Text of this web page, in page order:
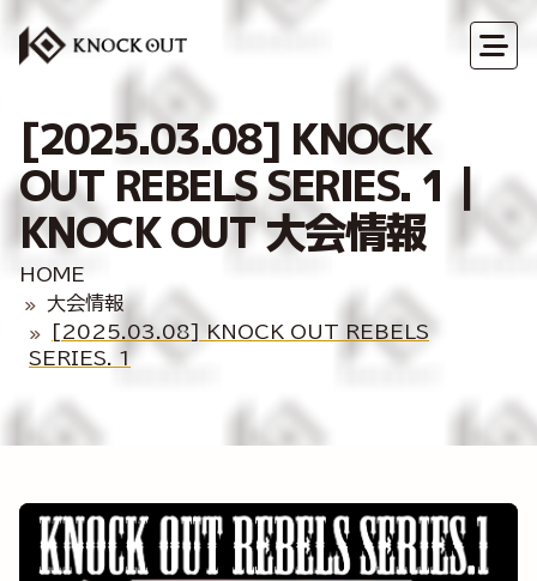
[2025.03.08] KNOCK
OUT REBELS SERIES. 1｜
KNOCK OUT 大会情報
HOME
大会情報
[2025.03.08] KNOCK OUT REBELS
SERIES. 1